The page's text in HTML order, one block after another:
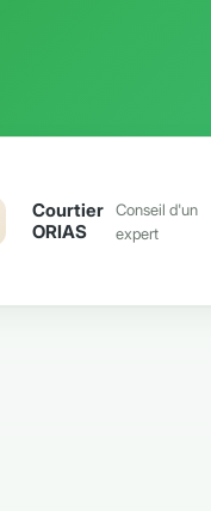
Courtier
ORIAS
Conseil d'un
expert